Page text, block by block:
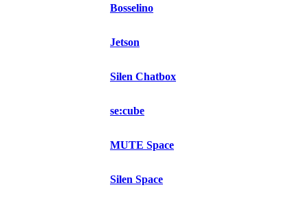
Bosselino
Jetson
Silen Chatbox
se:cube
MUTE Space
Silen Space